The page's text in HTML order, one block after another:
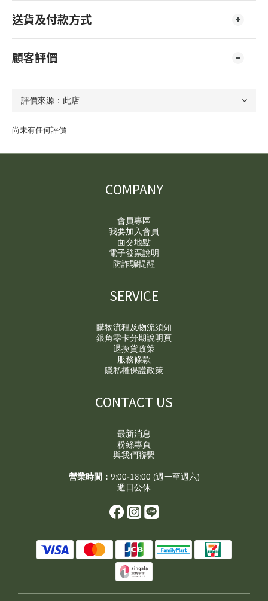
送貨及付款方式
顧客評價
尚未有任何評價
COMPANY
會員專區
我要加入會員
面交地點
電子發票說明
防詐騙提醒
SERVICE
購物流程及物流須知
銀角零卡分期說明頁
退換貨政策
服務條款
隱私權保護政策
CONTACT US
最新消息
粉絲專頁
與我們聯繫
營業時間： 9:00-18:00 (週一至週六)
週日公休